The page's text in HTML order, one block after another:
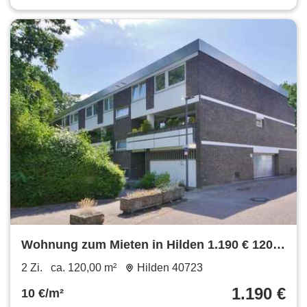
Wohnung zum Mieten in Hilden 1.190 € 120
m²
2 Zi. ca. 120,00 m² Hilden 40723
10 €/m² 1.190 €